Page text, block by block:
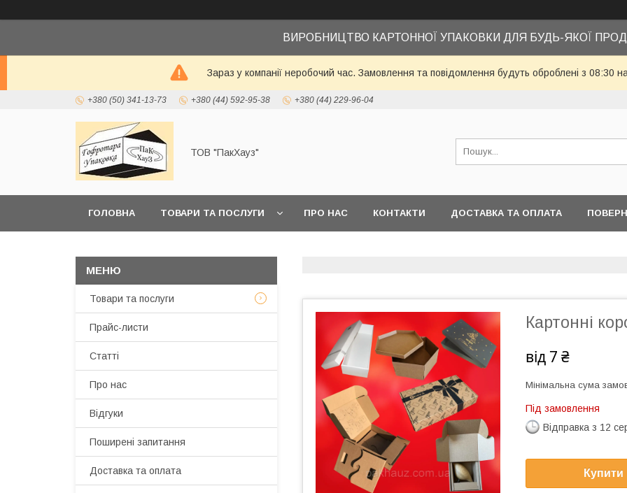
ВИРОБНИЦТВО КАРТОННОЇ УПАКОВКИ ДЛЯ БУДЬ-ЯКОЇ
Зараз у компанії неробочий час. Замовлення та повідомлення будуть оброблені з 08:30
+380 (50) 341-13-73 +380 (44) 592-95-38 +380 (44) 229-96-04
ТОВ "ПакХауз"
ГОЛОВНА ТОВАРИ ТА ПОСЛУГИ ПРО НАС КОНТАКТИ ДОСТАВКА ТА ОПЛАТА
Картонні
від 7 ₴
Мінімальна сума
Під замовлення
Відправка з 12
Купити
Товари та послуги
Прайс-листи
Статті
Про нас
Відгуки
Поширені запитання
Доставка та оплата